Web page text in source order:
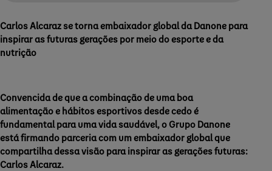
Carlos Alcaraz se torna embaixador global da Danone para
inspirar as futuras gerações por meio do esporte e da
nutrição
Convencida de que a combinação de uma boa
alimentação e hábitos esportivos desde cedo é
fundamental para uma vida saudável, o Grupo Danone
está firmando parceria com um embaixador global que
compartilha dessa visão para inspirar as gerações futuras:
Carlos Alcaraz.